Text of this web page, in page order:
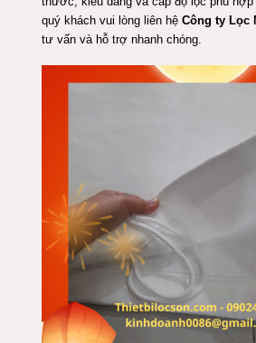
quý khách vui lòng liên hệ Công ty Lọc
tư vấn và hỗ trợ nhanh chóng.